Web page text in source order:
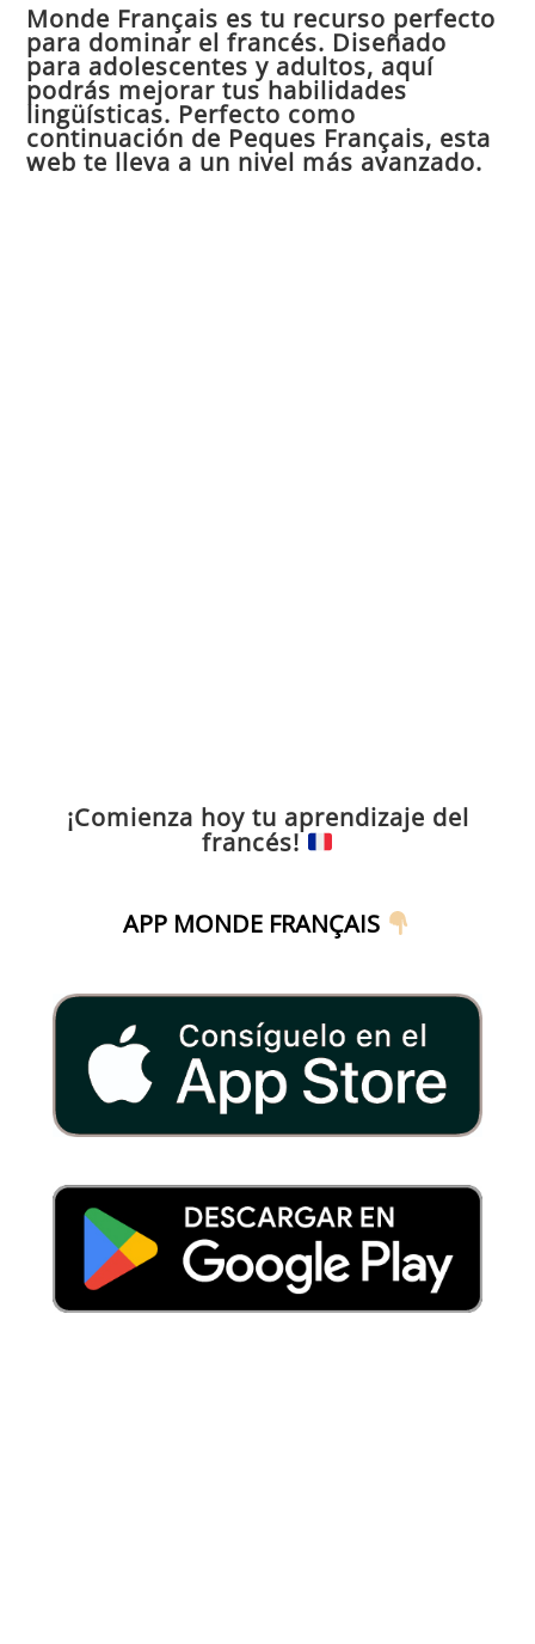
Monde Français es tu recurso perfecto
para dominar el francés. Diseñado
para adolescentes y adultos, aquí
podrás mejorar tus habilidades
lingüísticas. Perfecto como
continuación de Peques Français, esta
web te lleva a un nivel más avanzado.
¡Comienza hoy tu aprendizaje del
francés!
APP MONDE FRANÇAIS